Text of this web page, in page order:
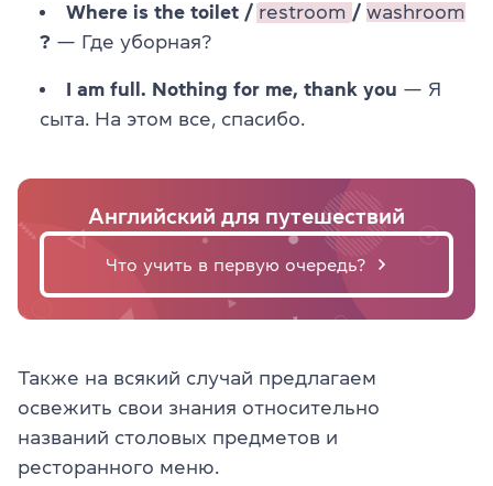
Where is the toilet / restroom / washroom
? — Где уборная?
I am full. Nothing for me, thank you — Я
сыта. На этом все, спасибо.
Английский для путешествий
Что учить в первую очередь?
Также на всякий случай предлагаем
освежить свои знания относительно
названий столовых предметов и
ресторанного меню.